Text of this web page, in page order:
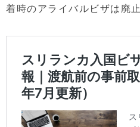
着時のアライバルビザは廃